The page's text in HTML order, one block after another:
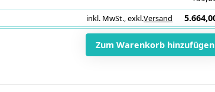
inkl. MwSt.,exkl.Versand
Zum Warenkorb hinzufügen